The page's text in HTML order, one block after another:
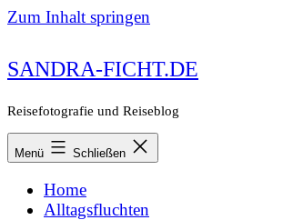
Zum Inhalt springen
SANDRA-FICHT.DE
Reisefotografie und Reiseblog
Menü Schließen
Home
Alltagsfluchten